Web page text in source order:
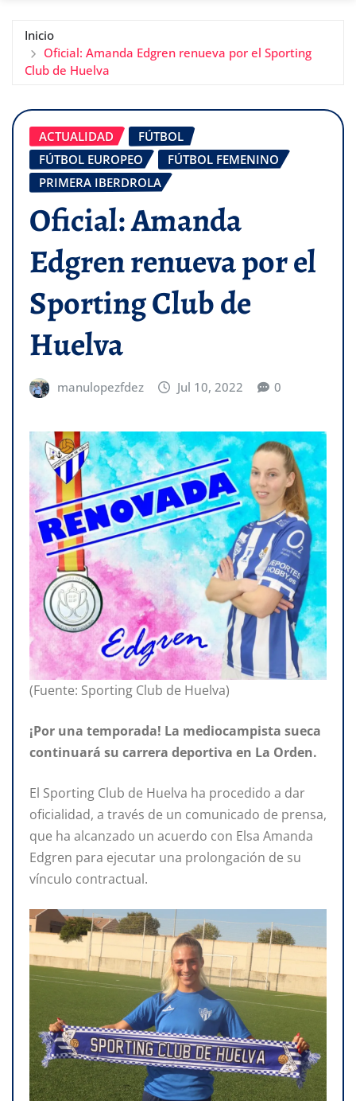
Inicio
Oficial: Amanda Edgren renueva por el Sporting
Club de Huelva
ACTUALIDAD
FÚTBOL
FÚTBOL EUROPEO
FÚTBOL FEMENINO
PRIMERA IBERDROLA
Oficial: Amanda
Edgren renueva por el
Sporting Club de
Huelva
manulopezfdez Jul 10, 2022 0
(Fuente: Sporting Club de Huelva)
¡Por una temporada! La mediocampista sueca
continuará su carrera deportiva en La Orden.
El Sporting Club de Huelva ha procedido a dar
oficialidad, a través de un comunicado de prensa,
que ha alcanzado un acuerdo con Elsa Amanda
Edgren para ejecutar una prolongación de su
vínculo contractual.